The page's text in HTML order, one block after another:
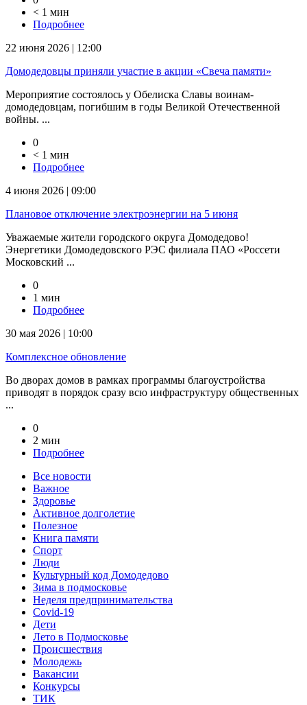
< 1 мин
Подробнее
22 июня 2026 | 12:00
Домодедовцы приняли участие в акции «Свеча памяти»
Мероприятие состоялось у Обелиска Славы воинам-
домодедовцам, погибшим в годы Великой Отечественной
войны. ...
0
< 1 мин
Подробнее
4 июня 2026 | 09:00
Плановое отключение электроэнергии на 5 июня
Уважаемые жители городского округа Домодедово!
Энергетики Домодедовского РЭС филиала ПАО «Россети
Московский ...
0
1 мин
Подробнее
30 мая 2026 | 10:00
Комплексное обновление
Во дворах домов в рамках программы благоустройства
приводят в порядок сразу всю инфраструктуру общественных
...
0
2 мин
Подробнее
Все новости
Важное
Здоровье
Активное долголетие
Полезное
Книга памяти
Спорт
Люди
Культурный код Домодедово
Зима в подмосковье
Неделя предпринимательства
Covid-19
Дети
Лето в Подмосковье
Происшествия
Молодежь
Вакансии
Конкурсы
ТИК